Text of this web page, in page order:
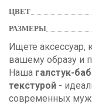
ЦВЕТ
РАЗМЕРЫ
Ищете аксессуар,
вашему образу и
Наша галстук-
текстурой -
современных